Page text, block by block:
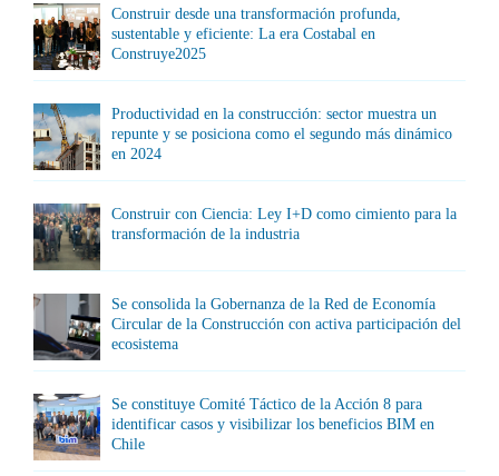
Construir desde una transformación profunda,
sustentable y eficiente: La era Costabal en
Construye2025
Productividad en la construcción: sector muestra un
repunte y se posiciona como el segundo más dinámico
en 2024
Construir con Ciencia: Ley I+D como cimiento para la
transformación de la industria
Se consolida la Gobernanza de la Red de Economía
Circular de la Construcción con activa participación del
ecosistema
Se constituye Comité Táctico de la Acción 8 para
identificar casos y visibilizar los beneficios BIM en
Chile